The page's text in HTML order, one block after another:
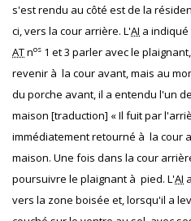
s'est rendu au côté est de la
ci, vers la cour arrière. L'AI a
ATnos 1 et 3 parler avec le
revenir à la cour avant, mais au
du porche avant, il a entendu l'un
maison [traduction] « Il fuit par
immédiatement retourné à la cour
maison. Une fois dans la cour
poursuivre le plaignant à pied. L'AI
vers la zone boisée et, lorsqu'il a